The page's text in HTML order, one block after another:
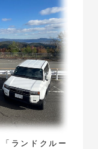
ランドクルー